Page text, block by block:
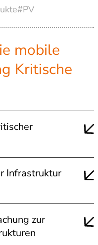
#PV
mobile
Kritische
für das
der Wirtschaft.
kann
zu
Infrastruktur
eine Vielzahl von
Wasser- und
zur